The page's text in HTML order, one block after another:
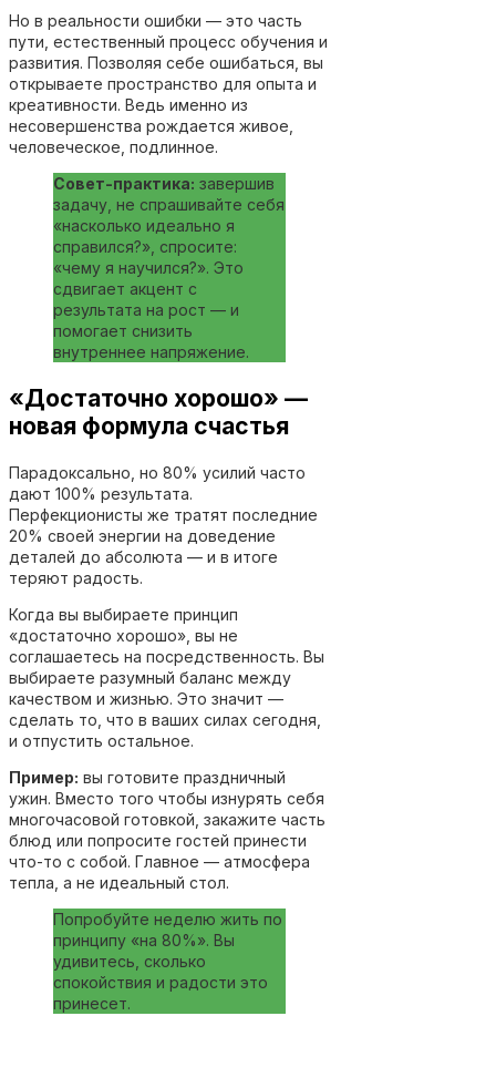
Но в реальности ошибки — это часть
пути, естественный процесс обучения и
развития. Позволяя себе ошибаться, вы
открываете пространство для опыта и
креативности. Ведь именно из
несовершенства рождается живое,
человеческое, подлинное.
Совет-практика: завершив
задачу, не спрашивайте себя
«насколько идеально я
справился?», спросите:
«чему я научился?». Это
сдвигает акцент с
результата на рост — и
помогает снизить
внутреннее напряжение.
«Достаточно хорошо» —
новая формула счастья
Парадоксально, но 80% усилий часто
дают 100% результата.
Перфекционисты же тратят последние
20% своей энергии на доведение
деталей до абсолюта — и в итоге
теряют радость.
Когда вы выбираете принцип
«достаточно хорошо», вы не
соглашаетесь на посредственность. Вы
выбираете разумный баланс между
качеством и жизнью. Это значит —
сделать то, что в ваших силах сегодня,
и отпустить остальное.
Пример: вы готовите праздничный
ужин. Вместо того чтобы изнурять себя
многочасовой готовкой, закажите часть
блюд или попросите гостей принести
что-то с собой. Главное — атмосфера
тепла, а не идеальный стол.
Попробуйте неделю жить по
принципу «на 80%». Вы
удивитесь, сколько
спокойствия и радости это
принесет.